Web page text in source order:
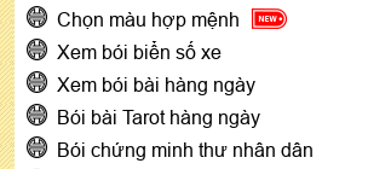
Chọn màu hợp mệnh
Xem bói biển số xe
Xem bói bài hàng ngày
Bói bài Tarot hàng ngày
Bói chứng minh thư nhân dân